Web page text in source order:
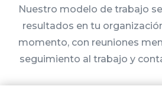
Nuestro modelo de trabajo
resultados en tu
momento, con reuniones
seguimiento al trabajo y